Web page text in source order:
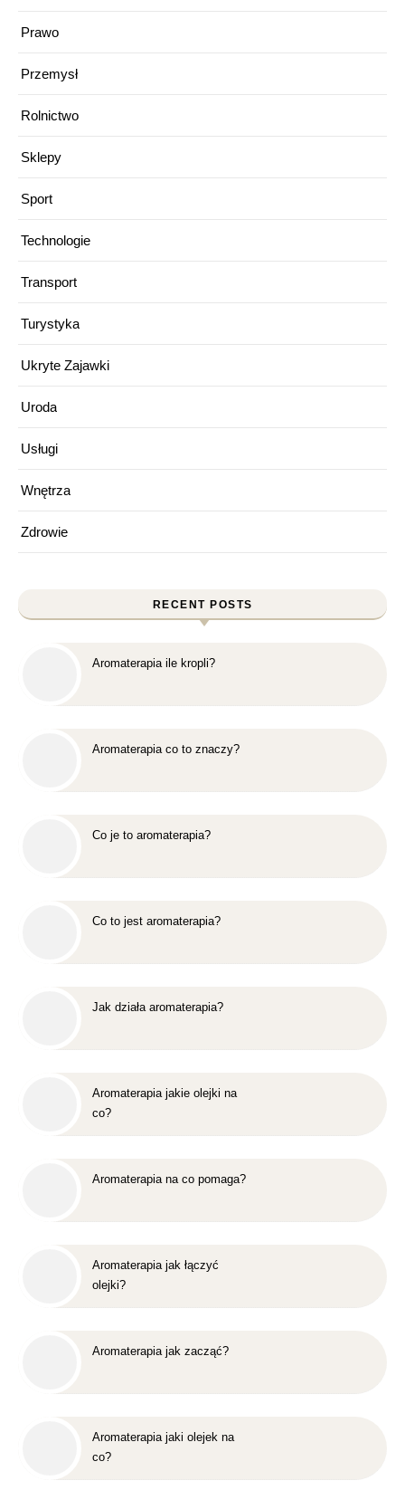
Prawo
Przemysł
Rolnictwo
Sklepy
Sport
Technologie
Transport
Turystyka
Ukryte Zajawki
Uroda
Usługi
Wnętrza
Zdrowie
RECENT POSTS
Aromaterapia ile kropli?
Aromaterapia co to znaczy?
Co je to aromaterapia?
Co to jest aromaterapia?
Jak działa aromaterapia?
Aromaterapia jakie olejki na
co?
Aromaterapia na co pomaga?
Aromaterapia jak łączyć
olejki?
Aromaterapia jak zacząć?
Aromaterapia jaki olejek na
co?